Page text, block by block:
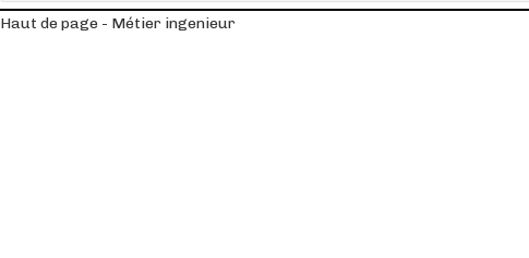
Haut de page - Métier ingenieur